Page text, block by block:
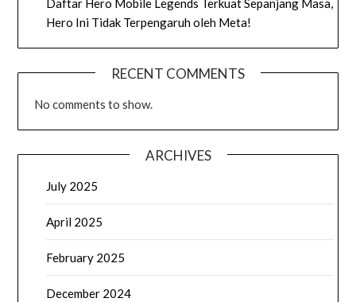
Daftar Hero Mobile Legends Terkuat Sepanjang Masa,
Hero Ini Tidak Terpengaruh oleh Meta!
RECENT COMMENTS
No comments to show.
ARCHIVES
July 2025
April 2025
February 2025
December 2024